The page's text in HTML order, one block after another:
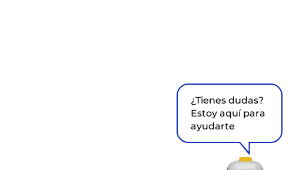
¿Tienes dudas?
Estoy aquí para
ayudarte